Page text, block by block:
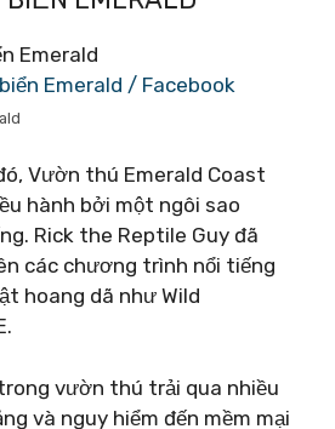
Emerald / Facebook
Vườn thú Emerald Coast
hành bởi một ngôi sao
Rick the Reptile Guy đã
các chương trình nổi tiếng
hoang dã như Wild
vườn thú trải qua nhiều
và nguy hiểm đến mềm mại